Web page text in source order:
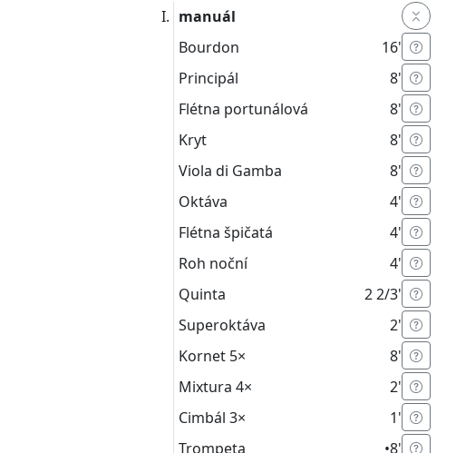
manuál
Bourdon
16'
Principál
8'
Flétna portunálová
8'
Kryt
8'
Viola di Gamba
8'
Oktáva
4'
Flétna špičatá
4'
Roh noční
4'
Quinta
2 2/3'
Superoktáva
2'
Kornet 5×
8'
Mixtura 4×
2'
Cimbál 3×
1'
Trompeta
•8'